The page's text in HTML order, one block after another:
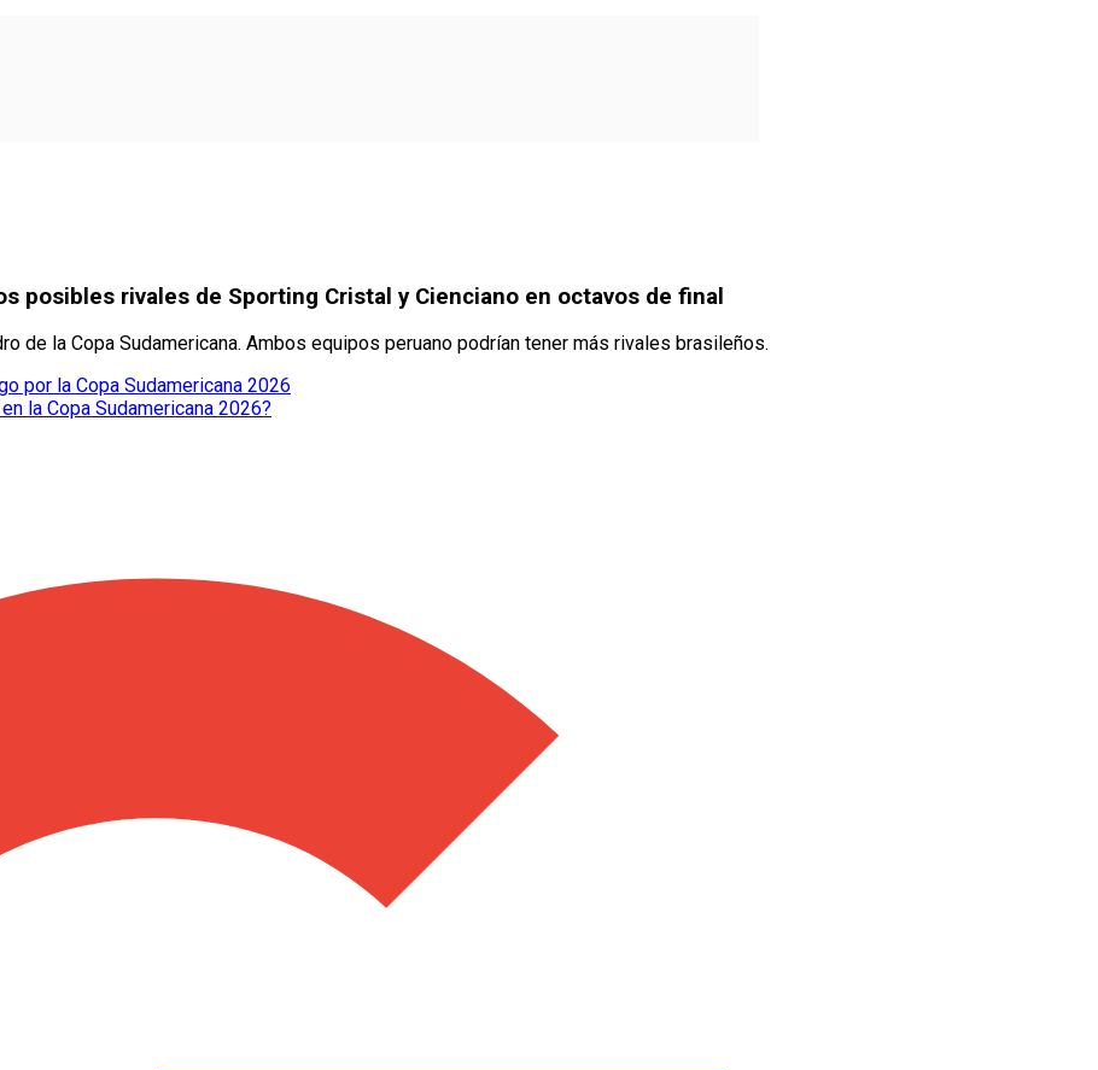
posibles rivales de Sporting Cristal y Cienciano en octavos de final
de la Copa Sudamericana. Ambos equipos peruano podrían tener más rivales brasileños.
por la Copa Sudamericana 2026
la Copa Sudamericana 2026?